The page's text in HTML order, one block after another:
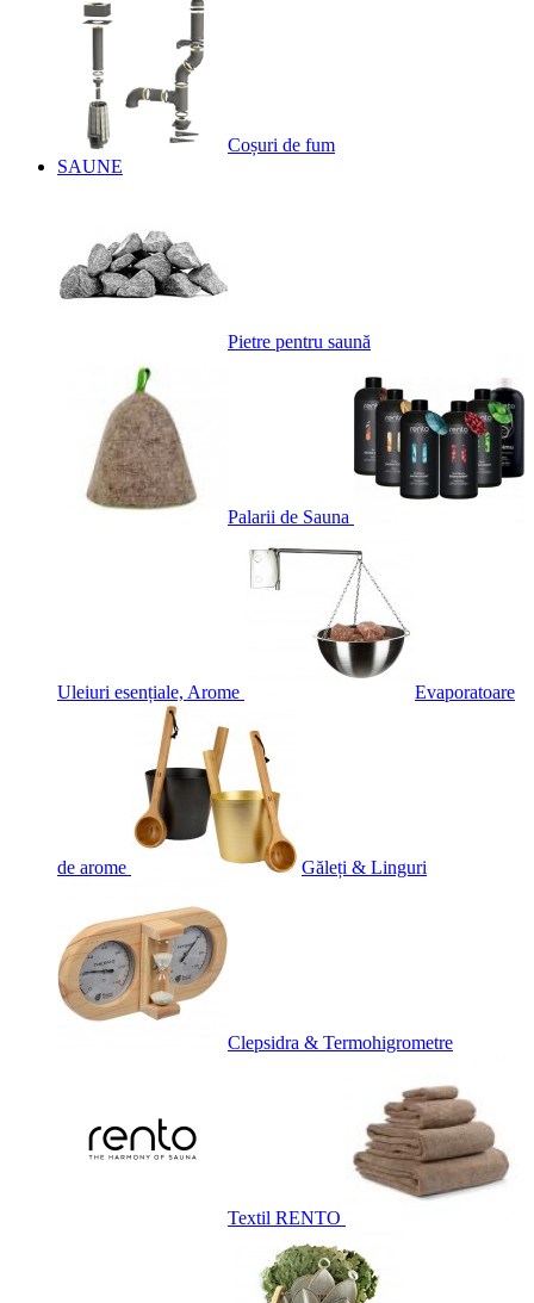
Coșuri de fum
SAUNE
Pietre pentru saună
Palarii de Sauna
Uleiuri esențiale, Arome Evaporatoare
de arome Găleți & Linguri
Clepsidra & Termohigrometre
Textil RENTO